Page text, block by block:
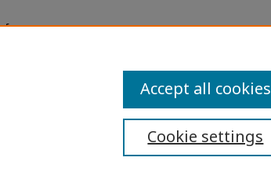
เธอ กรมหลวง
Accessibility Statement
Cookie settings
Accept all cookies